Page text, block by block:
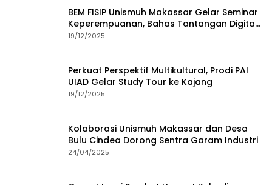
BEM FISIP Unismuh Makassar Gelar Seminar
Keperempuanan, Bahas Tantangan Digital
dan Budaya Lokal
19/12/2025
Perkuat Perspektif Multikultural, Prodi PAI
UIAD Gelar Study Tour ke Kajang
19/12/2025
Kolaborasi Unismuh Makassar dan Desa
Bulu Cindea Dorong Sentra Garam Industri
24/04/2025